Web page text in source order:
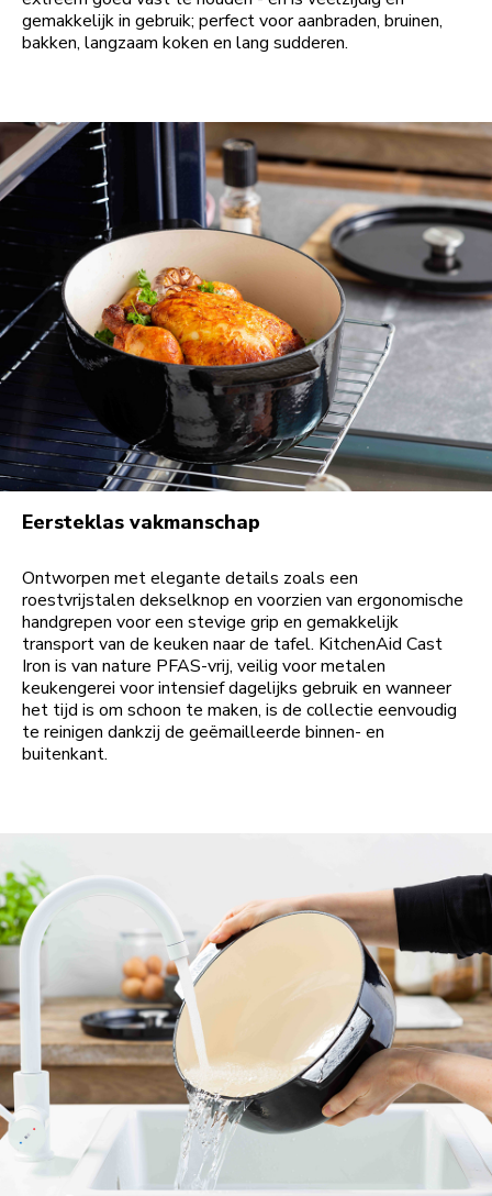
gemakkelijk in gebruik; perfect voor aanbraden, bruinen,
bakken, langzaam koken en lang sudderen.
Eersteklas vakmanschap
Ontworpen met elegante details zoals een
roestvrijstalen dekselknop en voorzien van ergonomische
handgrepen voor een stevige grip en gemakkelijk
transport van de keuken naar de tafel. KitchenAid Cast
Iron is van nature PFAS-vrij, veilig voor metalen
keukengerei voor intensief dagelijks gebruik en wanneer
het tijd is om schoon te maken, is de collectie eenvoudig
te reinigen dankzij de geëmailleerde binnen- en
buitenkant.